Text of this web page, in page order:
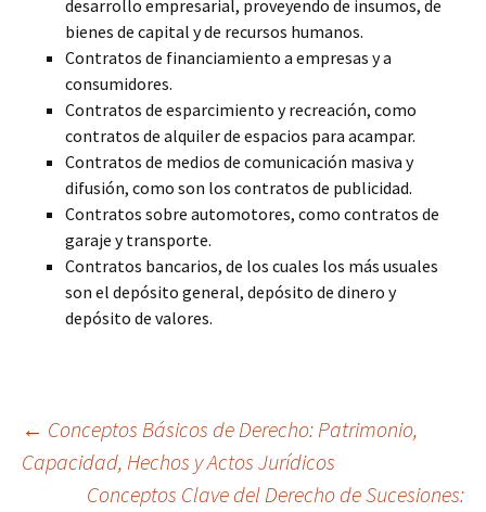
desarrollo empresarial, proveyendo de insumos, de
bienes de capital y de recursos humanos.
Contratos de financiamiento a empresas y a
consumidores.
Contratos de esparcimiento y recreación, como
contratos de alquiler de espacios para acampar.
Contratos de medios de comunicación masiva y
difusión, como son los contratos de publicidad.
Contratos sobre automotores, como contratos de
garaje y transporte.
Contratos bancarios, de los cuales los más usuales
son el depósito general, depósito de dinero y
depósito de valores.
Navegación
← Conceptos Básicos de Derecho: Patrimonio,
Capacidad, Hechos y Actos Jurídicos
Conceptos Clave del Derecho de Sucesiones: